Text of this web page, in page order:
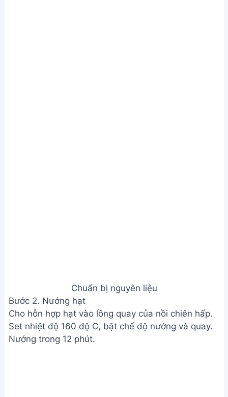
Chuẩn bị nguyên liệu
Bước 2. Nướng hạt
Cho hỗn hợp hạt vào lồng quay của nồi chiên hấp.
Set nhiệt độ 160 độ C, bật chế độ nướng và quay.
Nướng trong 12 phút.